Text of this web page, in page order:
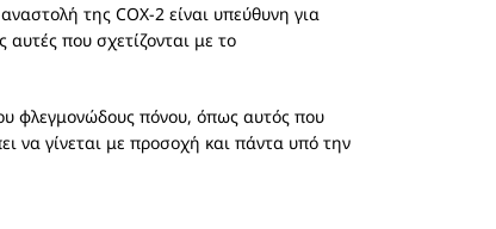
της COX-2 είναι υπεύθυνη για
που σχετίζονται με το
φλεγμονώδους πόνου, όπως αυτός που
να γίνεται με προσοχή και πάντα υπό την